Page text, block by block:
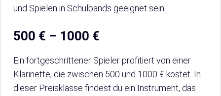
und Spielen in Schulbands geeignet sein.
500 € – 1000 €
Ein fortgeschrittener Spieler profitiert von einer
Klarinette, die zwischen 500 und 1000 € kostet. In
dieser Preisklasse findest du ein Instrument, das